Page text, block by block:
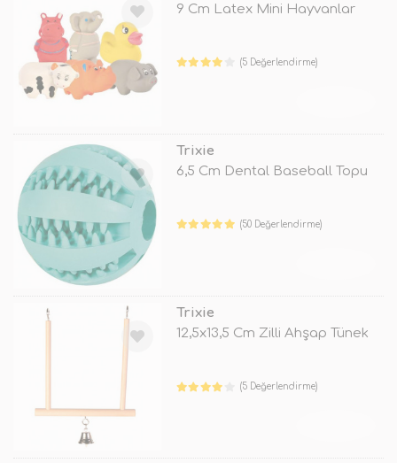
9 Cm Latex Mini Hayvanlar
(5 Değerlendirme)
Trixie
6,5 Cm Dental Baseball Topu
(50 Değerlendirme)
Trixie
12,5x13,5 Cm Zilli Ahşap Tünek
(5 Değerlendirme)